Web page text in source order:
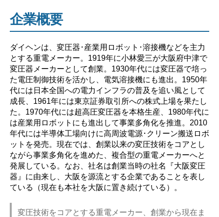
企業概要
ダイヘンは、変圧器･産業用ロボット･溶接機などを主力
とする重電メーカー。1919年に小林愛三が大阪府中津で
変圧器メーカーとして創業。1930年代には変圧器で培っ
た電圧制御技術を活かし、電気溶接機にも進出。1950年
代には日本全国への電力インフラの普及を追い風として
成長、1961年には東京証券取引所への株式上場を果たし
た。1970年代には超高圧変圧器を本格生産、1980年代に
は産業用ロボットにも進出して事業多角化を推進。2010
年代には半導体工場向けに高周波電源･クリーン搬送ロボ
ットを発売。現在では、創業以来の変圧技術をコアとし
ながら事業多角化を進めた、複合型の重電メーカーへと
発展している。なお、社名は創業当時の社名『大阪変圧
器』に由来し、大阪を源流とする企業であることを表し
ている（現在も本社を大阪に置き続けている）。
変圧技術をコアとする重電メーカー、創業から現在ま